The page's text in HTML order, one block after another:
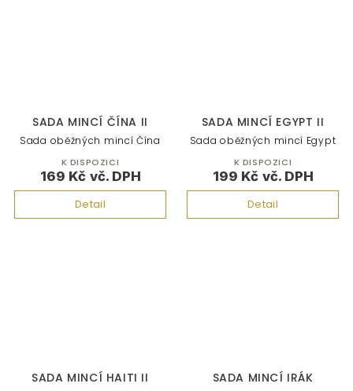
SADA MINCÍ ČÍNA II
169 Kč
Detail
Sada oběžných mincí Čína
K DISPOZICI
SADA MINCÍ EGYPT II
199 Kč
Detail
Sada oběžných mincí Egypt
K DISPOZICI
SADA MINCÍ HAITI II SADA MINCÍ IRÁK